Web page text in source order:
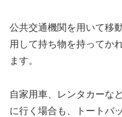
公共交通機関を用いて移
用して持ち物を持ってか
ます。
自家用車、レンタカーな
に行く場合も、トートバ